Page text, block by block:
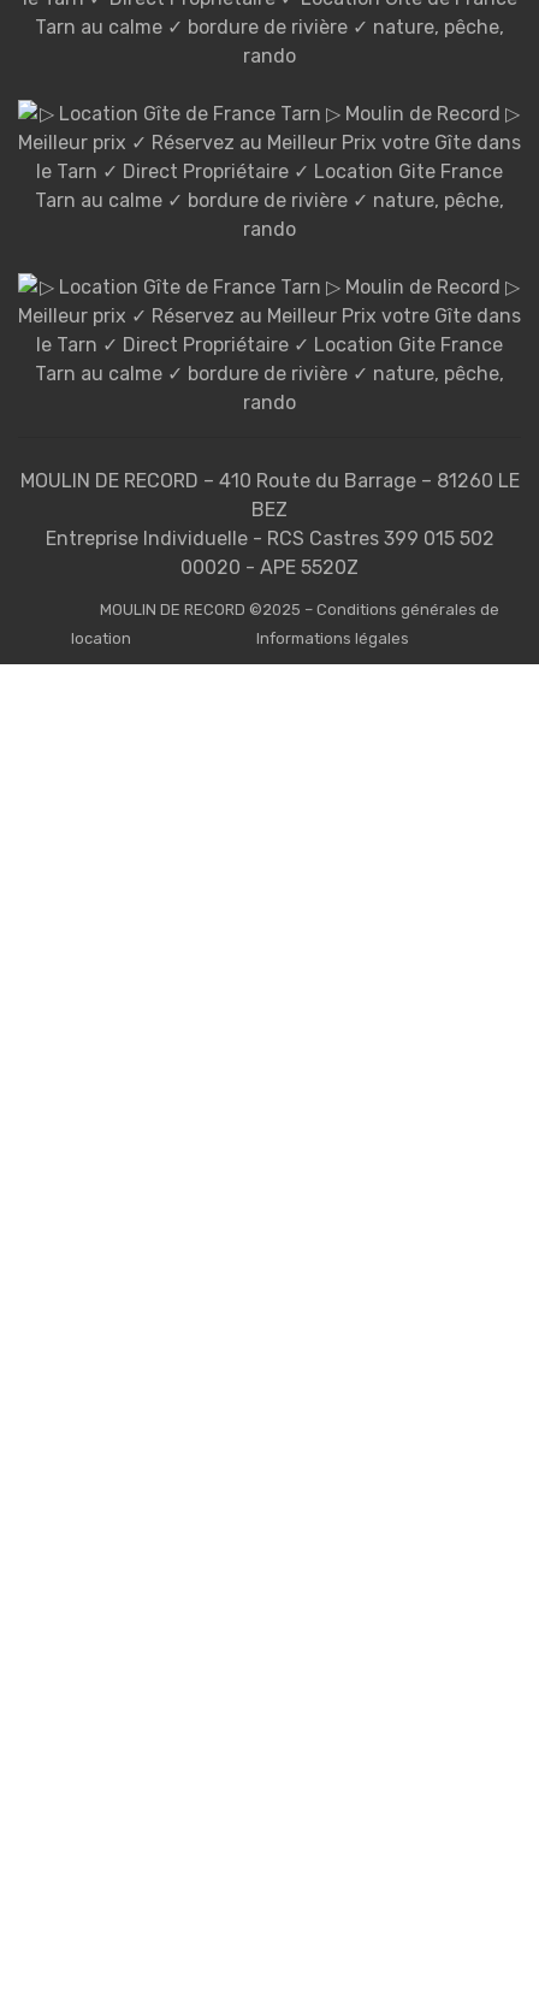
MOULIN DE RECORD – 410 Route du Barrage – 81260 LE
BEZ
Entreprise Individuelle - RCS Castres 399 015 502
00020 - APE 5520Z
MOULIN DE RECORD ©2025 – Conditions générales de
location
Informations légales